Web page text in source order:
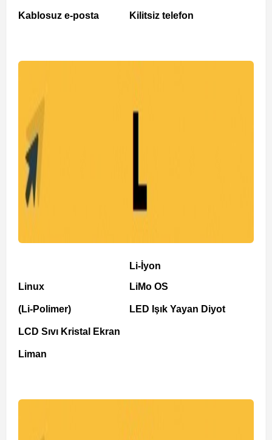
Kablosuz e-posta Kilitsiz telefon
Linux
(Li-Polimer)
LCD Sıvı Kristal Ekran
Liman
Li-İyon
LiMo OS
LED Işık Yayan Diyot